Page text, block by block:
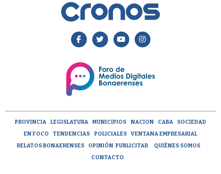
PROVINCIA LEGISLATURA MUNICIPIOS NACION CABA
SOCIEDAD
EN FOCO
TENDENCIAS POLICIALES
VENTANA EMPRESARIAL
RELATOS BONAERENSES
OPINIÓN PUBLICITAR
QUIÉNES SOMOS
CONTACTO